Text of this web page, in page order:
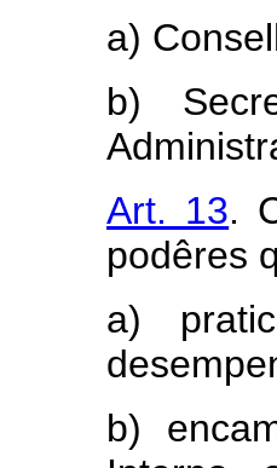
a)
b)
Art. 13.
podêres
a)
b)